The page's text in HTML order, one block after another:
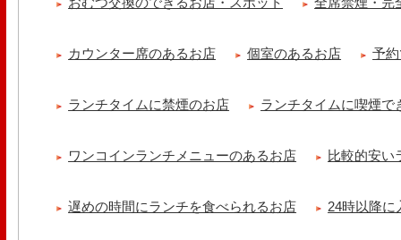
カウンター席のあるお店 個室のあるお店 予
ランチタイムに禁煙のお店 ランチタイムに喫煙で
ワンコインランチメニューのあるお店 比較的安い
遅めの時間にランチを食べられるお店 24時以降に